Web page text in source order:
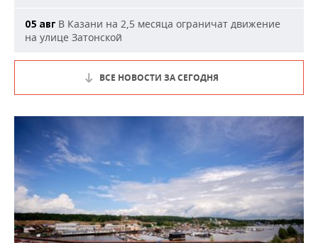
05 авг В Казани на 2,5 месяца ограничат движение
на улице Затонской
ВСЕ НОВОСТИ ЗА СЕГОДНЯ